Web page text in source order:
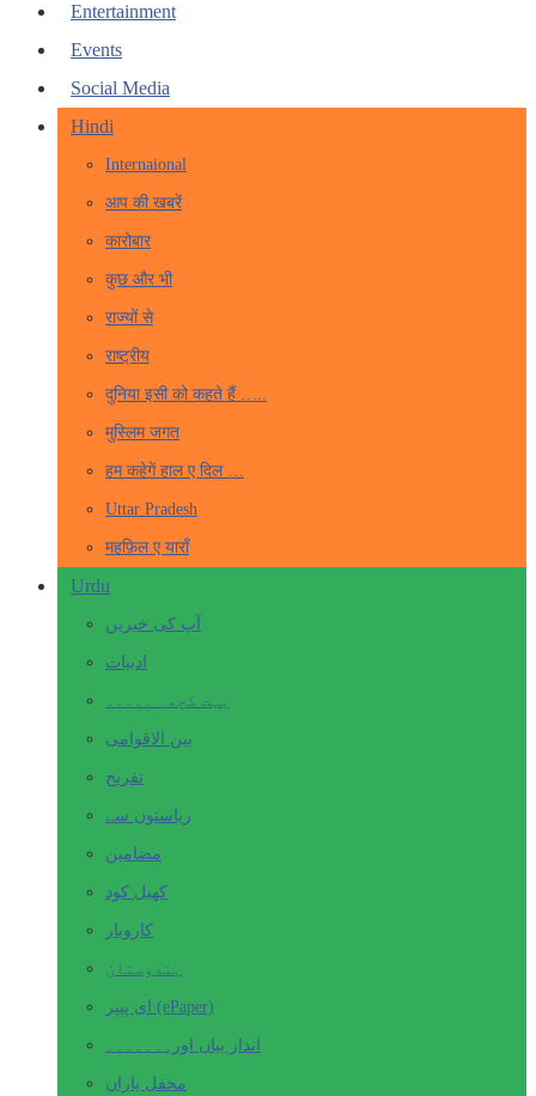
Entertainment
Events
Social Media
Hindi
Internaional
आप की खबरें
कारोबार
कुछ और भी
राज्यों से
राष्ट्रीय
दुनिया इसी को कहते हैं …..
मुस्लिम जगत
हम कहेगें हाल ए दिल …
Uttar Pradesh
महफ़िल ए याराँ
Urdu
آپ کی خبریں
ادبیات
بہت کچھ۔ ۔۔۔۔۔
بین الاقوامی
تفریح
ریاستوں سے
مضامین
کھیل کود
کاروبار
ہندوستان
ای پیپر (ePaper)
انداز بیاں اور۔۔۔۔۔۔۔
محفل یاراں